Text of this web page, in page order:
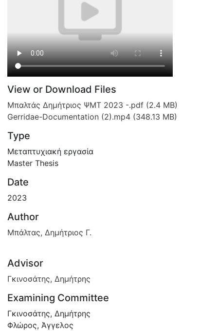
View or Download Files
Μπαλτάς Δημήτριος ΨΜΤ 2023 -.pdf (2.4 MB)
Gerridae-Documentation (2).mp4 (348.13 MB)
Type
Μεταπτυχιακή εργασία
Master Thesis
Date
2023
Author
Μπάλτας, Δημήτριος Γ.
Advisor
Γκινοσάτης, Δημήτρης
Examining Committee
Γκινοσάτης, Δημήτρης
Φλώρος, Άγγελος